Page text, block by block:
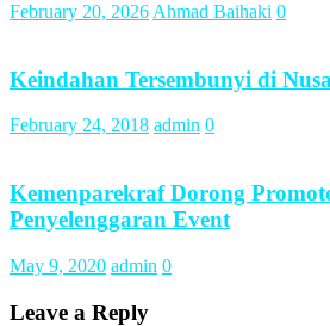
February 20, 2026 Ahmad Baihaki 0
Keindahan Tersembunyi di
February 24, 2018 admin 0
Kemenparekraf Dorong
Penyelenggaran Event
May 9, 2020 admin 0
Leave a Reply